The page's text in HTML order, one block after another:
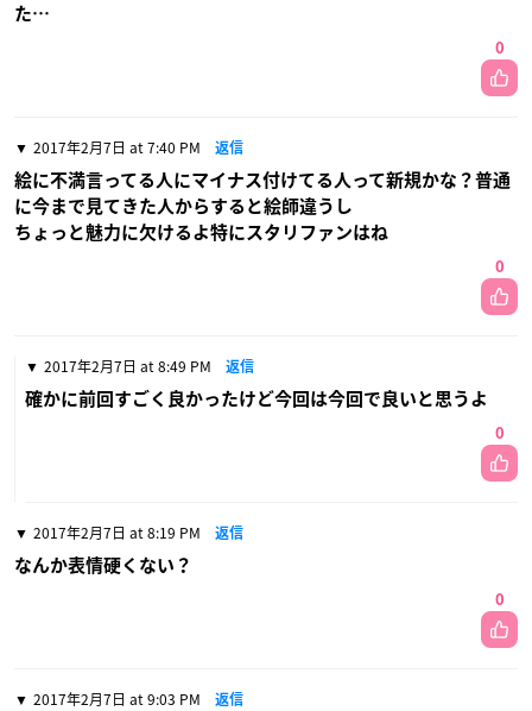
た…
0
2017年2月7日 at 7:40 PM 返信
絵に不満言ってる人にマイナス付けてる人って新規かな？普通
に今まで見てきた人からすると絵師違うし
ちょっと魅力に欠けるよ特にスタリファンはね
0
2017年2月7日 at 8:49 PM 返信
確かに前回すごく良かったけど今回は今回で良いと思うよ
0
2017年2月7日 at 8:19 PM 返信
なんか表情硬くない？
0
2017年2月7日 at 9:03 PM 返信